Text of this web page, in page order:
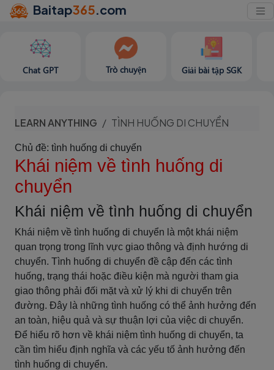
Baitap365.com
Chat GPT Trò chuyện Giải bài tập SGK
LEARN ANYTHING TÌNH HUỐNG DI CHUYỂN
Chủ đề: tình huống di chuyển
Khái niệm về tình huống di
chuyển
Khái niệm về tình huống di chuyển
Khái niệm về tình huống di chuyển là một khái niệm
quan trọng trong lĩnh vực giao thông và định hướng di
chuyển. Tình huống di chuyển đề cập đến các tình
huống, trạng thái hoặc điều kiện mà người tham gia
giao thông phải đối mặt và xử lý khi di chuyển trên
đường. Đây là những tình huống có thể ảnh hưởng đến
an toàn, hiệu quả và sự thuận lợi của việc di chuyển.
Để hiểu rõ hơn về khái niệm tình huống di chuyển, ta
cần tìm hiểu định nghĩa và các yếu tố ảnh hưởng đến
tình huống di chuyển.